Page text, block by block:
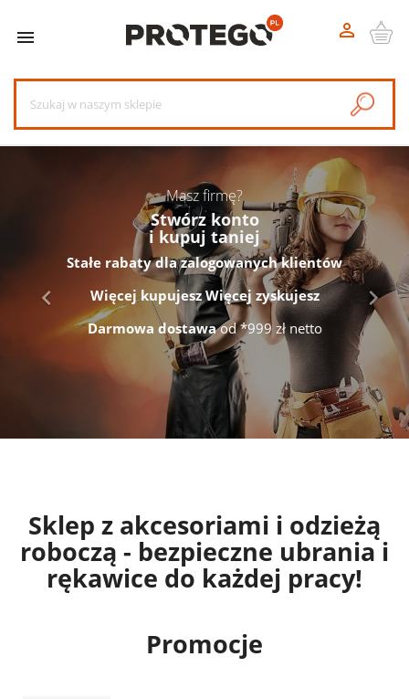
 
Masz firmę?
Stwórz konto
i kupuj taniej
Stałe rabaty dla zalogowanych klientów
Więcej kupujesz Więcej zyskujesz
Darmowa dostawaod *999 zł netto

Poprzedni

Sklep z akcesoriami i odzieżą
roboczą - bezpieczne ubrania i
rękawice do każdej pracy!
Promocje